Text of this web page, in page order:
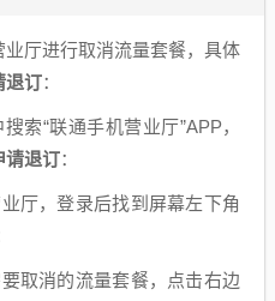
厅进行取消流量套餐，具体
退订：
索“联通手机营业厅”APP，
请退订：
厅，登录后找到屏幕左下角
取消的流量套餐，点击右边